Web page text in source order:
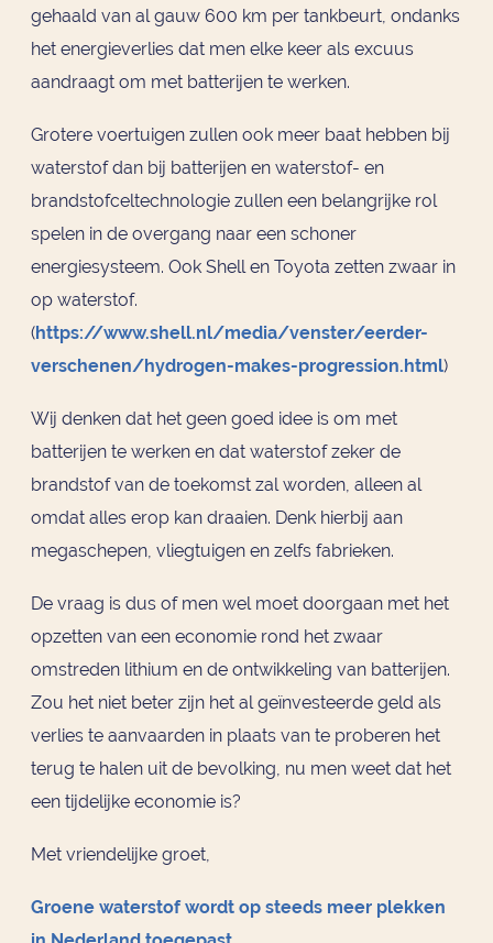
gehaald van al gauw 600 km per tankbeurt, ondanks
het energieverlies dat men elke keer als excuus
aandraagt om met batterijen te werken.
Grotere voertuigen zullen ook meer baat hebben bij
waterstof dan bij batterijen en waterstof- en
brandstofceltechnologie zullen een belangrijke rol
spelen in de overgang naar een schoner
energiesysteem. Ook Shell en Toyota zetten zwaar in
op waterstof.
(https://www.shell.nl/media/venster/eerder-
verschenen/hydrogen-makes-progression.html)
Wij denken dat het geen goed idee is om met
batterijen te werken en dat waterstof zeker de
brandstof van de toekomst zal worden, alleen al
omdat alles erop kan draaien. Denk hierbij aan
megaschepen, vliegtuigen en zelfs fabrieken.
De vraag is dus of men wel moet doorgaan met het
opzetten van een economie rond het zwaar
omstreden lithium en de ontwikkeling van batterijen.
Zou het niet beter zijn het al geïnvesteerde geld als
verlies te aanvaarden in plaats van te proberen het
terug te halen uit de bevolking, nu men weet dat het
een tijdelijke economie is?
Met vriendelijke groet,
Groene waterstof wordt op steeds meer plekken